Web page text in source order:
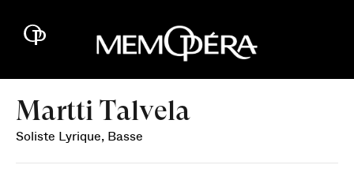
Martti Talvela
Soliste Lyrique, Basse